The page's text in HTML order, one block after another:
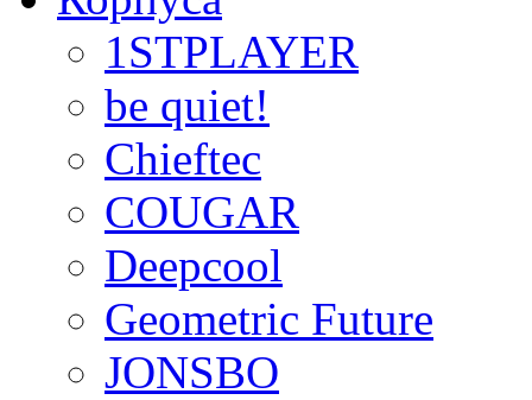
1STPLAYER
be quiet!
Chieftec
COUGAR
Deepcool
Geometric Future
JONSBO